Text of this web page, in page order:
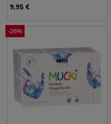
9,95 €
-26%